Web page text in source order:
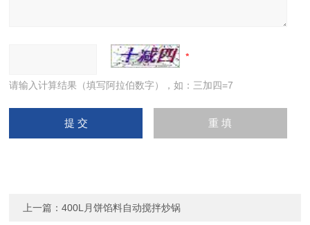
请输入计算结果（填写阿拉伯数字），如：三加四=7
上一篇：400L月饼馅料自动搅拌炒锅